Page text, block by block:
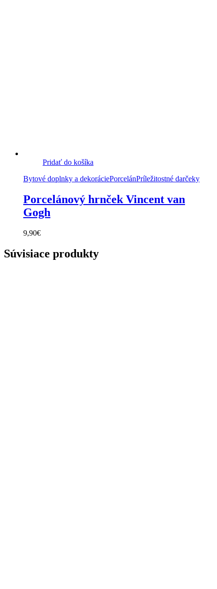
Pridať do košíka
Bytové doplnky a dekoráciePorcelánPríležitostné darčeky
Porcelánový hrnček Vincent van
Gogh
9,90€
Súvisiace produkty